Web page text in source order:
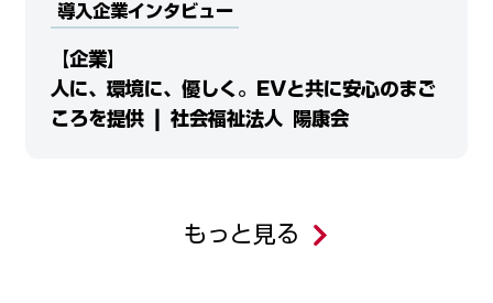
導入企業インタビュー
【企業】
人に、環境に、優しく。EVと共に安心のまご
ころを提供 | 社会福祉法人 陽康会
もっと見る